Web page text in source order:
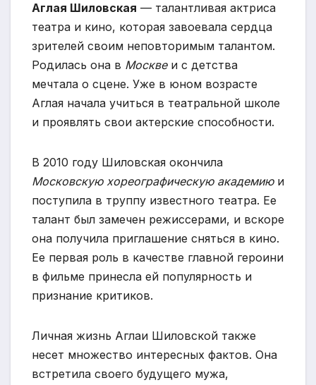
Аглая Шиловская — талантливая актриса
театра и кино, которая завоевала сердца
зрителей своим неповторимым талантом.
Родилась она в Москвеи с детства
мечтала о сцене. Уже в юном возрасте
Аглая начала учиться в театральной школе
и проявлять свои актерские способности.
В 2010 году Шиловская окончила
Московскую хореографическую академиюи
поступила в труппу известного театра. Ее
талант был замечен режиссерами, и вскоре
она получила приглашение сняться в кино.
Ее первая роль в качестве главной героини
в фильме принесла ей популярность и
признание критиков.
Личная жизнь Аглаи Шиловской также
несет множество интересных фактов. Она
встретила своего будущего мужа,